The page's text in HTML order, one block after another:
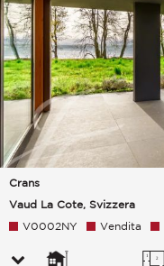
Crans
Vaud La Cote, Svizzera
V0002NY Vendita